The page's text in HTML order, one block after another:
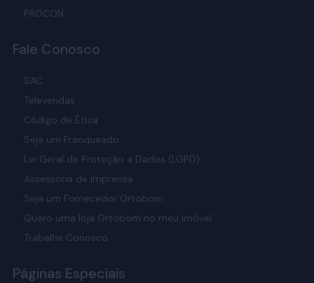
PROCON
Fale Conosco
SAC
Televendas
Código de Ética
Seja um Franqueado
Lei Geral de Proteção a Dados (LGPD)
Assessoria de Imprensa
Seja um Fornecedor Ortobom
Quero uma loja Ortobom no meu imóvel
Trabalhe Conosco
Páginas Especiais